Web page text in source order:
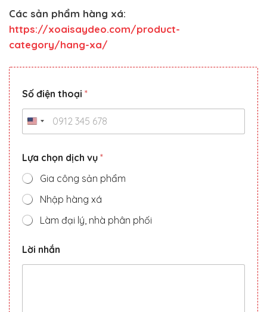
Các sản phẩm hàng xá:
https://xoaisaydeo.com/product-
category/hang-xa/
Số điện thoại *
Lựa chọn dịch vụ *
Gia công sản phẩm
Nhập hàng xá
Làm đại lý, nhà phân phối
i
ệ
Lời nhắn